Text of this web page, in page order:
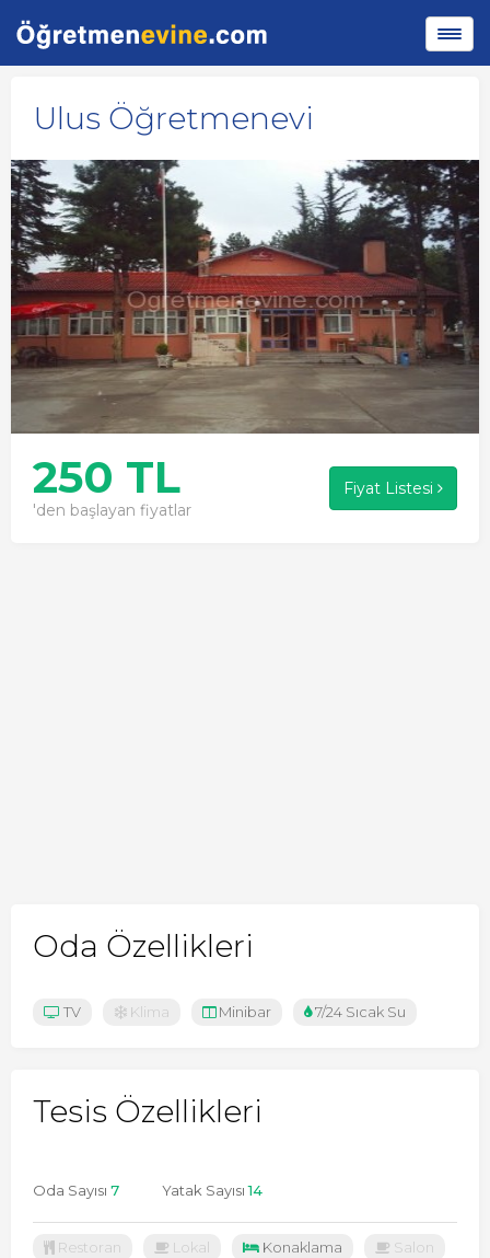
Ulus Öğretmenevi
250 TL
'den başlayan fiyatlar
Fiyat Listesi
Oda Özellikleri
TV Klima Minibar 7/24 Sıcak Su
Tesis Özellikleri
Oda Sayısı 7 Yatak Sayısı14
Restoran Lokal Konaklama Salon